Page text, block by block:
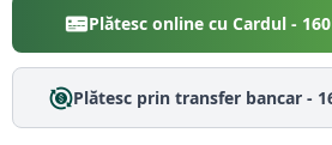
Plătesc online cu Cardul - 160
Plătesc prin transfer bancar -